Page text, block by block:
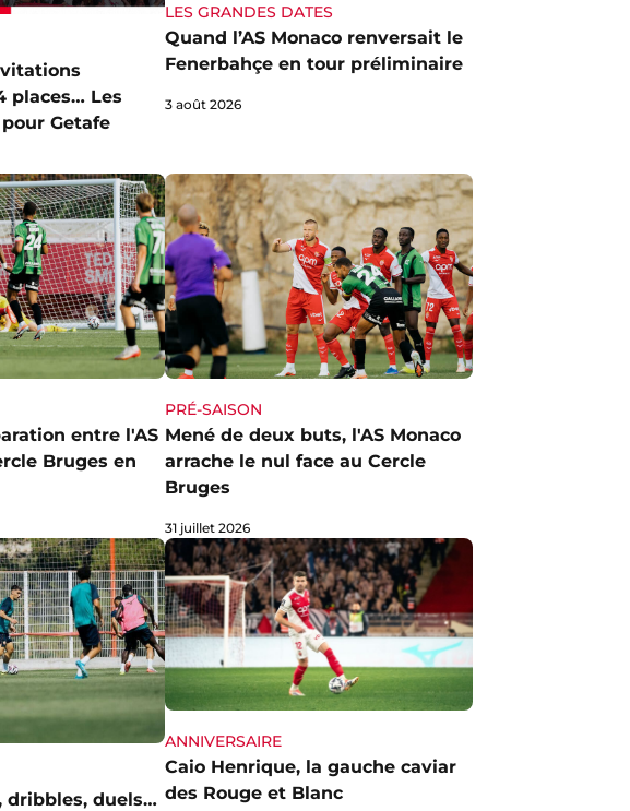
places… Les
Getafe
LES GRANDES DATES
Quand l’AS Monaco renversait le
Fenerbahçe en tour préliminaire
3 août 2026
entre l'AS
Bruges en
PRÉ-SAISON
Mené de deux buts, l'AS Monaco
arrache le nul face au Cercle
Bruges
31 juillet 2026
dribbles, duels…
ANNIVERSAIRE
Caio Henrique, la gauche caviar
des Rouge et Blanc